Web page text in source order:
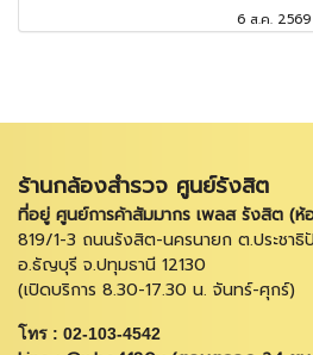
6 ส.ค. 2569
ร้านกล้องสำรวจ ศูนย์รังสิต
ที่อยู่ ศูนย์การค้าสัมมากร เพลส รังสิต (
819/1-3 ถนนรังสิต-นครนายก ต.ประชาธิ
อ.ธัญบุรี จ.ปทุมธานี 12130
(เปิดบริการ 8.30-17.30 น. จันทร์-ศุกร์)
โทร : 02-103-4542